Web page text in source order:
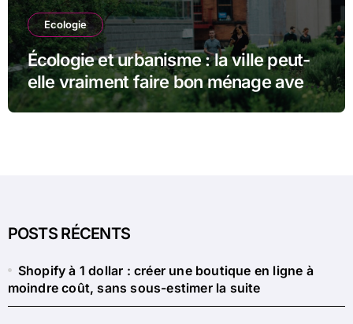
Ecologie
Écologie et urbanisme : la ville peut-
elle vraiment faire bon ménage avec
la nature ?
POSTS RÉCENTS
Shopify à 1 dollar : créer une boutique en ligne à
moindre coût, sans sous-estimer la suite